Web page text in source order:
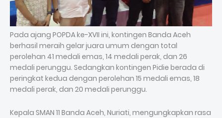
Pada ajang POPDA ke-XVII ini, kontingen Banda Aceh
berhasil meraih gelar juara umum dengan total
perolehan 41 medali emas, 14 medali perak, dan 26
medali perunggu. Sedangkan kontingen Pidie berada di
peringkat kedua dengan perolehan 15 medali emas, 18
medali perak, dan 20 medali perunggu.
Kepala SMAN 11 Banda Aceh, Nuriati, mengungkapkan rasa